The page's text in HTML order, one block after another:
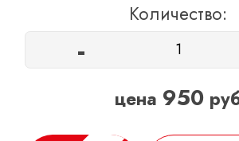
Количество:
-
цена 950